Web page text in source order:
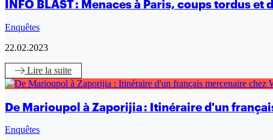
INFO BLAST : Menaces à Paris, coups tordus
Enquêtes
22.02.2023
Lire la suite
De Marioupol à Zaporijia : Itinéraire d'un
Enquêtes